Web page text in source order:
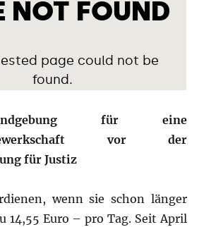
für eine
vor der
für Justiz
wenn sie schon länger
14,55 Euro – pro Tag. Seit April